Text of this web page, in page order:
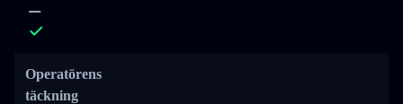
Operatörens
täckning